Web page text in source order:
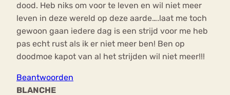
dood. Heb niks om voor te leven en wil niet meer
leven in deze wereld op deze aarde….laat me toch
gewoon gaan iedere dag is een strijd voor me heb
pas echt rust als ik er niet meer ben! Ben op
doodmoe kapot van al het strijden wil niet meer!!!
Beantwoorden
BLANCHE